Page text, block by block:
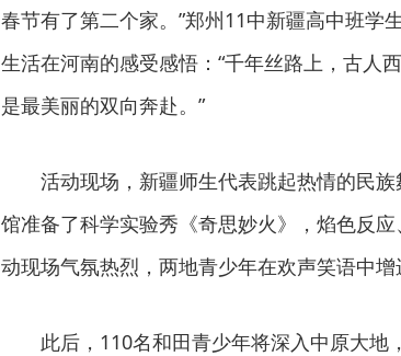
春节有了第二个家。”郑州11中新疆高中班学
生活在河南的感受感悟：“千年丝路上，古人
是最美丽的双向奔赴。”
活动现场，新疆师生代表跳起热情的民
馆准备了科学实验秀《奇思妙火》，焰色反
动现场气氛热烈，两地青少年在欢声笑语中增
此后，110名和田青少年将深入中原大